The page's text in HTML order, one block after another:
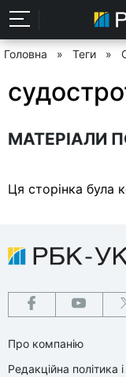
Головна » Теги »
МАТЕРІАЛИ
Ця сторінка була
Про компанію
Редакційна політика